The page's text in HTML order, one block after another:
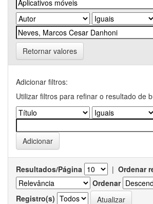
Retornar valores
Adicionar filtros:
Utilizar filtros para refinar o resultado de
Resultados/Página | Ordenar
Ordenar
Registro(s)